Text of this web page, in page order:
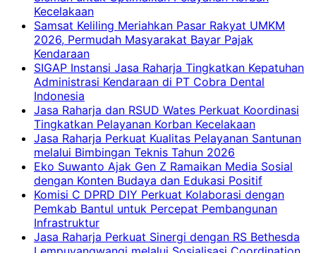
Kecelakaan
Samsat Keliling Meriahkan Pasar Rakyat UMKM
2026, Permudah Masyarakat Bayar Pajak
Kendaraan
SIGAP Instansi Jasa Raharja Tingkatkan Kepatuhan
Administrasi Kendaraan di PT Cobra Dental
Indonesia
Jasa Raharja dan RSUD Wates Perkuat Koordinasi
Tingkatkan Pelayanan Korban Kecelakaan
Jasa Raharja Perkuat Kualitas Pelayanan Santunan
melalui Bimbingan Teknis Tahun 2026
Eko Suwanto Ajak Gen Z Ramaikan Media Sosial
dengan Konten Budaya dan Edukasi Positif
Komisi C DPRD DIY Perkuat Kolaborasi dengan
Pemkab Bantul untuk Percepat Pembangunan
Infrastruktur
Jasa Raharja Perkuat Sinergi dengan RS Bethesda